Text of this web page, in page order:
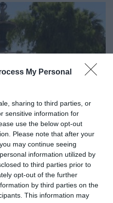
My Personal
sharing to third parties, or
sensitive information for
use the below opt-out
Please note that after your
may continue seeing
information utilized by
to third parties prior to
opt-out of the further
by third parties on the
This information may
– Νικολάκου για
αποφάσεων για
γίνει αποδεκτές από